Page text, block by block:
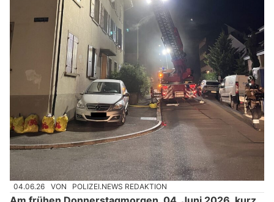
04.06.26 VON POLIZEI.NEWS REDAKTION